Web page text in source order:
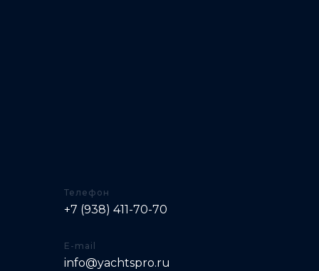
Телефон
+7 (938) 411-70-70
E-mail
info@yachtspro.ru